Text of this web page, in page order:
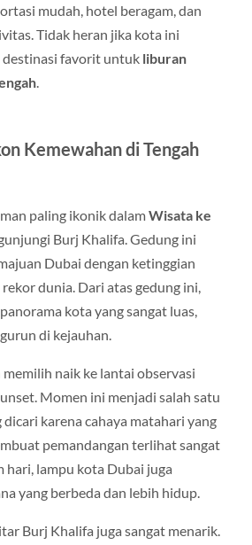
mudah, hotel beragam, dan
Tidak heran jika kota ini
destinasi favorit untuk liburan
.
Kemewahan di Tengah
paling ikonik dalamWisata ke
Burj Khalifa. Gedung ini
Dubai dengan ketinggian
dunia. Dari atas gedung ini,
kota yang sangat luas,
di kejauhan.
naik ke lantai observasi
Momen ini menjadi salah satu
karena cahaya matahari yang
pemandangan terlihat sangat
hari, lampu kota Dubai juga
yang berbeda dan lebih hidup.
Burj Khalifa juga sangat menarik.